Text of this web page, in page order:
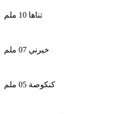
تناها 10 ملم
خيرني 07 ملم
كنكوصة 05 ملم